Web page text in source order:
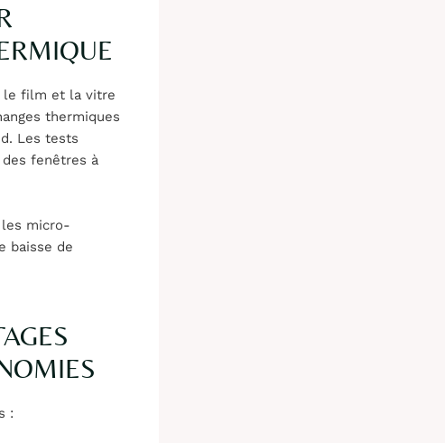
le film et la vitre
thermiques
Les tests
fenêtres à
micro-
baisse de
: